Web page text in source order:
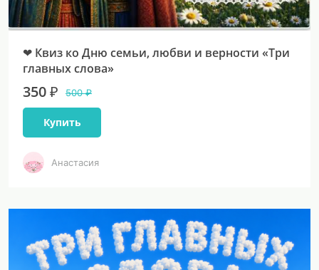
❤ Квиз ко Дню семьи, любви и верности «Три
главных слова»
350 ₽ 500 ₽
Купить
Анастасия